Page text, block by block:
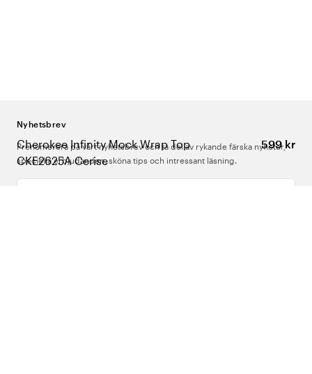
Cherokee Infinity Mock Wrap Top
CKE2625A Cerise
599 kr
Nyhetsbrev
Prenumerera på vårt nyhetsbrev och ta del av rykande färska nyheter,
speciella erbjudanden, sköna tips och intressant läsning.
Ange din e-postadress